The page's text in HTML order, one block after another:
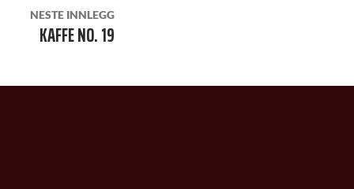
NESTE INNLEGG
KAFFE NO. 19